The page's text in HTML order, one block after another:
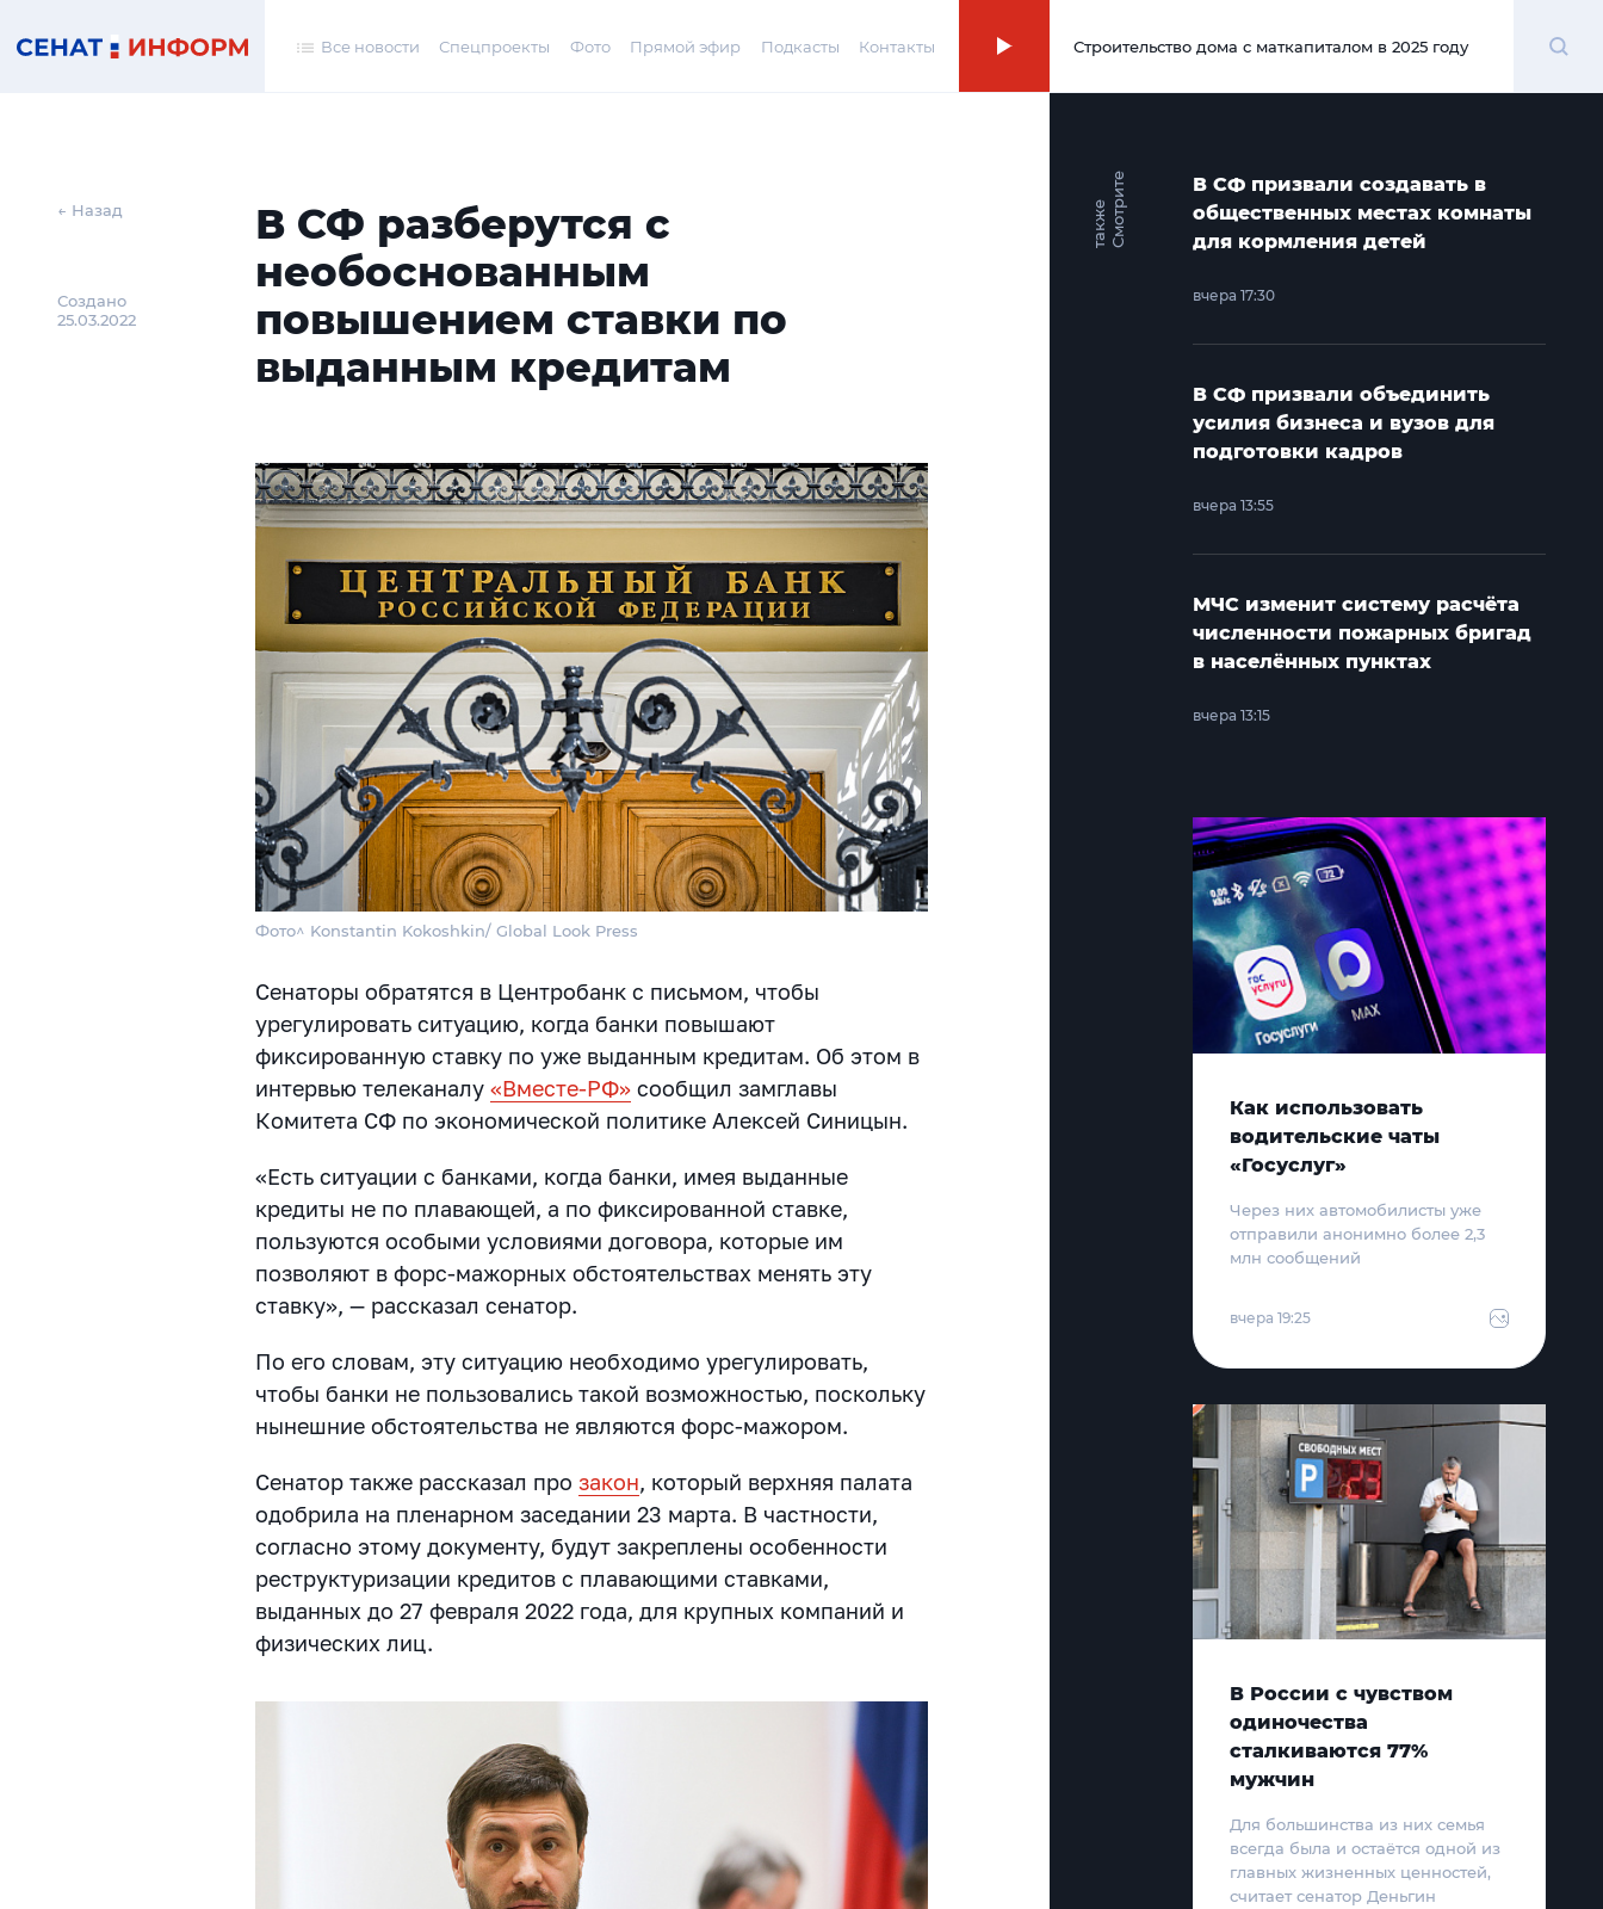
Все новости Спецпроекты Фото Прямой эфир Подкасты Контакты 00:00
Строительство дома с маткапиталом в 2025 году
← Назад
Создано
25.03.2022
В СФ разберутся с
необоснованным
повышением ставки по
выданным кредитам
Фото^ Konstantin Kokoshkin/ Global Look Press
Сенаторы обратятся в Центробанк с письмом, чтобы
урегулировать ситуацию, когда банки повышают
фиксированную ставку по уже выданным кредитам. Об этом в
интервью телеканалу«Вместе-РФ» сообщил замглавы
Комитета СФ по экономической политике Алексей Синицын.
«Есть ситуации с банками, когда банки, имея выданные
кредиты не по плавающей, а по фиксированной ставке,
пользуются особыми условиями договора, которые им
позволяют в форс-мажорных обстоятельствах менять эту
ставку», — рассказал сенатор.
По его словам, эту ситуацию необходимо урегулировать,
чтобы банки не пользовались такой возможностью, поскольку
нынешние обстоятельства не являются форс-мажором.
Сенатор также рассказал прозакон, который верхняя палата
одобрила на пленарном заседании 23 марта. В частности,
согласно этому документу, будут закреплены особенности
реструктуризации кредитов с плавающими ставками,
выданных до 27 февраля 2022 года, для крупных компаний и
физических лиц.
С
м
о
т
р и
т
е
т
а
к
ж
е
В СФ призвали создавать в
общественных местах комнаты
для кормления детей
вчера 17:30
В СФ призвали объединить
усилия бизнеса и вузов для
подготовки кадров
вчера 13:55
МЧС изменит систему расчёта
численности пожарных бригад
в населённых пунктах
вчера 13:15
Как использовать
водительские чаты
«Госуслуг»
Через них автомобилисты уже
отправили анонимно более 2,3
млн сообщений
вчера 19:25
В России с чувством
одиночества
сталкиваются 77%
мужчин
Для большинства из них семья
всегда была и остаётся одной из
главных жизненных ценностей,
считает сенатор Деньгин